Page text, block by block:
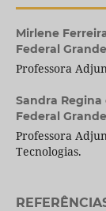
Mirlene
Federal
Professora
Sandra Regina
Federal
Professora
Tecnologias.